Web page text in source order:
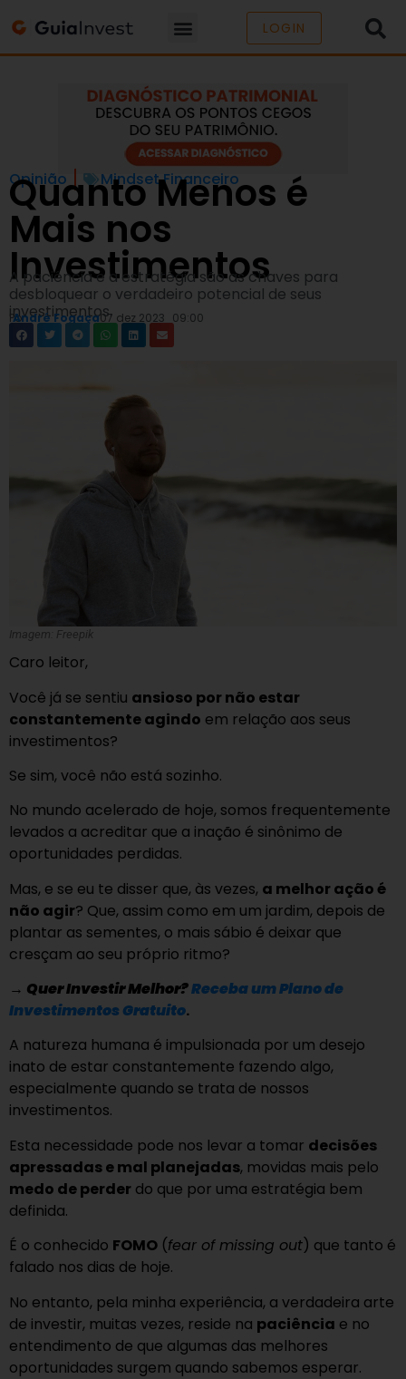
LOGIN
Opinião Mindset Financeiro
Quanto Menos é
Mais nos
Investimentos
A paciência e a estratégia são as chaves para
desbloquear o verdadeiro potencial de seus
investimentos.
Por
André Fogaça07 dez 2023 09:00
Imagem: Freepik
Caro leitor,
Você já se sentiu ansioso por não estar
constantemente agindo em relação aos seus
investimentos?
Se sim, você não está sozinho.
No mundo acelerado de hoje, somos frequentemente
levados a acreditar que a inação é sinônimo de
oportunidades perdidas.
Mas, e se eu te disser que, às vezes, a melhor ação é
não agir? Que, assim como em um jardim, depois de
plantar as sementes, o mais sábio é deixar que
cresçam ao seu próprio ritmo?
→ Quer Investir Melhor?Receba um Plano de
Investimentos Gratuito.
A natureza humana é impulsionada por um desejo
inato de estar constantemente fazendo algo,
especialmente quando se trata de nossos
investimentos.
Esta necessidade pode nos levar a tomar decisões
apressadas e mal planejadas, movidas mais pelo
medo de perder do que por uma estratégia bem
definida.
É o conhecido FOMO (fear of missing out) que tanto é
falado nos dias de hoje.
No entanto, pela minha experiência, a verdadeira arte
de investir, muitas vezes, reside na paciência e no
entendimento de que algumas das melhores
oportunidades surgem quando sabemos esperar.